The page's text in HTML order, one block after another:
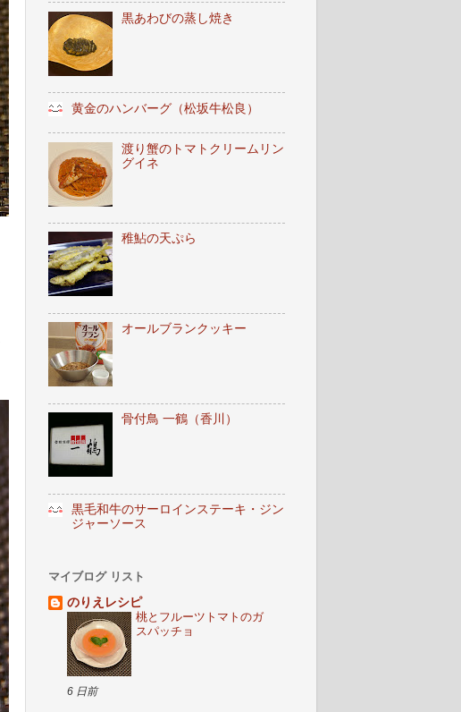
黒あわびの蒸し焼き
黄金のハンバーグ（松坂牛松良）
渡り蟹のトマトクリームリン
グイネ
稚鮎の天ぷら
オールブランクッキー
骨付鳥 一鶴（香川）
黒毛和牛のサーロインステーキ・ジン
ジャーソース
マイブログ リスト
のりえレシピ
桃とフルーツトマトのガ
スパッチョ
6 日前